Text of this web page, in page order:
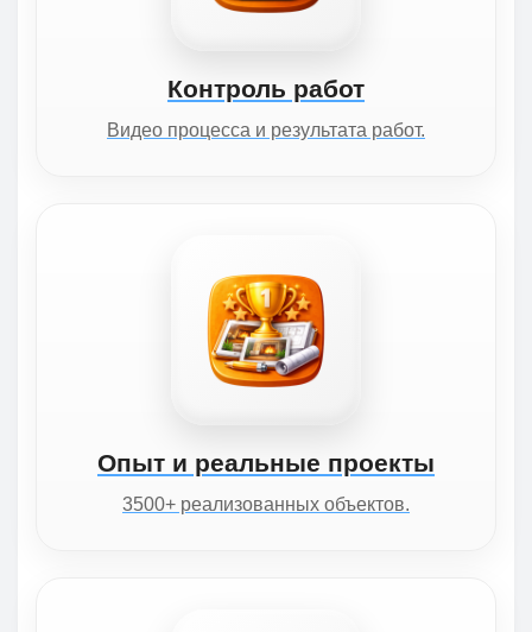
Контроль работ
Видео процесса и результата работ.
Опыт и реальные проекты
3500+ реализованных объектов.